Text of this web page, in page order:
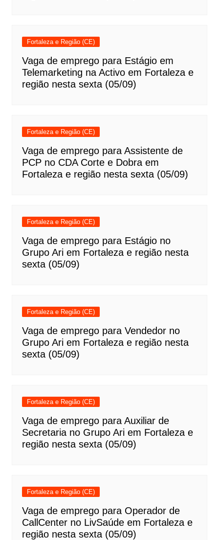
Fortaleza e Região (CE)
Vaga de emprego para Estágio em
Telemarketing na Activo em Fortaleza e
região nesta sexta (05/09)
Fortaleza e Região (CE)
Vaga de emprego para Assistente de
PCP no CDA Corte e Dobra em
Fortaleza e região nesta sexta (05/09)
Fortaleza e Região (CE)
Vaga de emprego para Estágio no
Grupo Ari em Fortaleza e região nesta
sexta (05/09)
Fortaleza e Região (CE)
Vaga de emprego para Vendedor no
Grupo Ari em Fortaleza e região nesta
sexta (05/09)
Fortaleza e Região (CE)
Vaga de emprego para Auxiliar de
Secretaria no Grupo Ari em Fortaleza e
região nesta sexta (05/09)
Fortaleza e Região (CE)
Vaga de emprego para Operador de
CallCenter no LivSaúde em Fortaleza e
região nesta sexta (05/09)